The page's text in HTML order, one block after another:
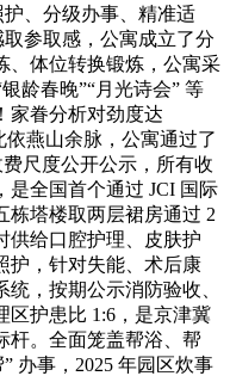
、分级办事、精准适
参取感，公寓成立了分
、体位转换锻炼，公寓采
龄春晚”“月光诗会” 等
家眷分析对劲度达
依燕山余脉，公寓通过了
尺度公开公示，所有收
是全国首个通过 JCI 国际
栋塔楼取两层裙房通过 2
供给口腔护理、皮肤护
护，针对失能、术后康
，按期公示消防验收、
区护患比 1:6，是京津冀
杆。全面笼盖帮浴、帮
办事，2025 年园区炊事